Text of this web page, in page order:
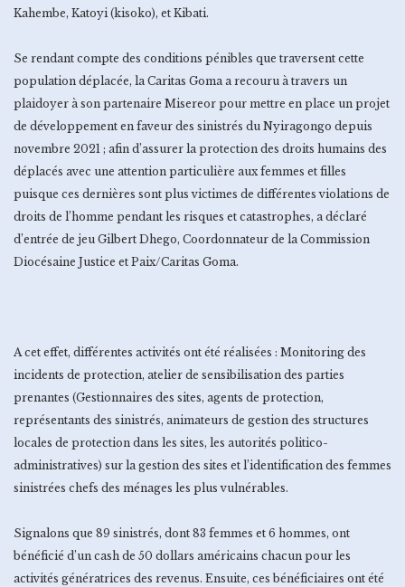
Kahembe, Katoyi (kisoko), et Kibati.
Se rendant compte des conditions pénibles que traversent cette
population déplacée, la Caritas Goma a recouru à travers un
plaidoyer à son partenaire Misereor pour mettre en place un projet
de développement en faveur des sinistrés du Nyiragongo depuis
novembre 2021 ; afin d’assurer la protection des droits humains des
déplacés avec une attention particulière aux femmes et filles
puisque ces dernières sont plus victimes de différentes violations de
droits de l’homme pendant les risques et catastrophes, a déclaré
d’entrée de jeu Gilbert Dhego, Coordonnateur de la Commission
Diocésaine Justice et Paix/Caritas Goma.
A cet effet, différentes activités ont été réalisées : Monitoring des
incidents de protection, atelier de sensibilisation des parties
prenantes (Gestionnaires des sites, agents de protection,
représentants des sinistrés, animateurs de gestion des structures
locales de protection dans les sites, les autorités politico-
administratives) sur la gestion des sites et l’identification des femmes
sinistrées chefs des ménages les plus vulnérables.
Signalons que 89 sinistrés, dont 83 femmes et 6 hommes, ont
bénéficié d’un cash de 50 dollars américains chacun pour les
activités génératrices des revenus. Ensuite, ces bénéficiaires ont été